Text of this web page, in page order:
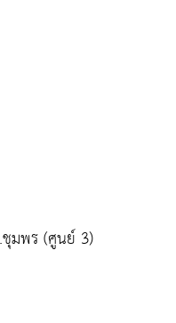
มพร (ศูนย์ 3)